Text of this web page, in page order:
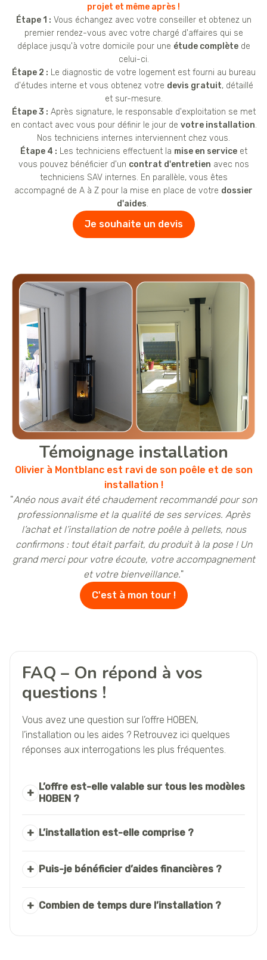
projet et même après !
Étape 1 : Vous échangez avec votre conseiller et obtenez un
premier rendez-vous avec votre chargé d'affaires qui se
déplace jusqu'à votre domicile pour une étude complètede
celui-ci.
Étape 2 : Le diagnostic de votre logement est fourni au bureau
d'études interne et vous obtenez votre devis gratuit, détaillé
et sur-mesure.
Étape 3 : Après signature, le responsable d'exploitation se met
en contact avec vous pour définir le jour de votre installation.
Nos techniciens internes interviennent chez vous.
Étape 4 : Les techniciens effectuent la mise en serviceet
vous pouvez bénéficier d'un contrat d'entretien avec nos
techniciens SAV internes. En parallèle, vous êtes
accompagné de A à Z pour la mise en place de votre dossier
d'aides.
Je souhaite un devis
Témoignage installation
Olivier à Montblanc est ravi de son poêle et de son
installation !
"Anéo nous avait été chaudement recommandé pour son
professionnalisme et la qualité de ses services. Après
l’achat et l’installation de notre poêle à pellets, nous
confirmons : tout était parfait, du produit à la pose ! Un
grand merci pour votre écoute, votre accompagnement
et votre bienveillance."
C'est à mon tour !
FAQ – On répond à vos
questions !
Vous avez une question sur l’offre HOBEN,
l’installation ou les aides ? Retrouvez ici quelques
réponses aux interrogations les plus fréquentes.
L’offre est-elle valable sur tous les modèles
HOBEN ?
L’installation est-elle comprise ?
Puis-je bénéficier d’aides financières ?
Combien de temps dure l’installation ?